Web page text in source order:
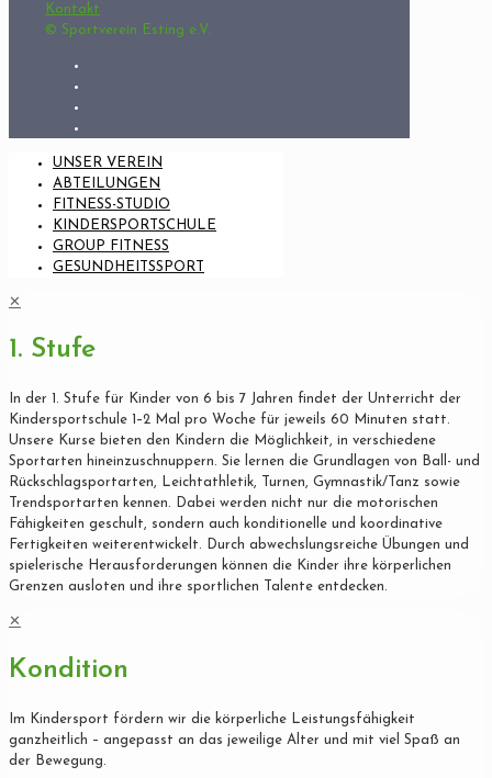
Kontakt
© Sportverein Esting e.V.
UNSER VEREIN
ABTEILUNGEN
FITNESS-STUDIO
KINDERSPORTSCHULE
GROUP FITNESS
GESUNDHEITSSPORT
✕
1. Stufe
In der 1. Stufe für Kinder von 6 bis 7 Jahren findet der Unterricht der
Kindersportschule 1–2 Mal pro Woche für jeweils 60 Minuten statt.
Unsere Kurse bieten den Kindern die Möglichkeit, in verschiedene
Sportarten hineinzuschnuppern. Sie lernen die Grundlagen von Ball- und
Rückschlagsportarten, Leichtathletik, Turnen, Gymnastik/Tanz sowie
Trendsportarten kennen. Dabei werden nicht nur die motorischen
Fähigkeiten geschult, sondern auch konditionelle und koordinative
Fertigkeiten weiterentwickelt. Durch abwechslungsreiche Übungen und
spielerische Herausforderungen können die Kinder ihre körperlichen
Grenzen ausloten und ihre sportlichen Talente entdecken.
✕
Kondition
Im Kindersport fördern wir die körperliche Leistungsfähigkeit
ganzheitlich – angepasst an das jeweilige Alter und mit viel Spaß an
der Bewegung.